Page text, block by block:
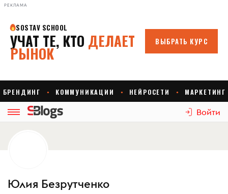
РЕКЛАМА
Войти
Юлия Безрутченко